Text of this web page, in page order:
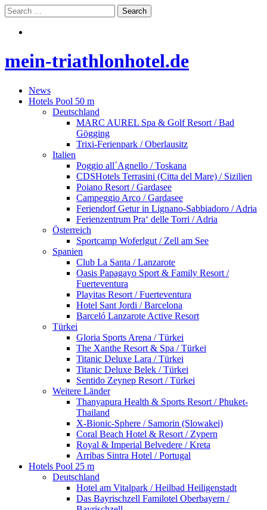
mein-triathlonhotel.de
News
Hotels Pool 50 m
Deutschland
MARC AUREL Spa & Golf Resort / Bad
Gögging
Trixi-Ferienpark / Oberlausitz
Italien
Poggio all´Agnello / Toskana
CDSHotels Terrasini (Citta del Mare) / Sizilien
Poiano Resort / Gardasee
Campeggio Arco / Gardasee
Feriendorf Getur in Lignano-Sabbiadoro / Adria
Ferienzentrum Pra‘ delle Torri / Adria
Österreich
Sportcamp Woferlgut / Zell am See
Spanien
Club La Santa / Lanzarote
Oasis Papagayo Sport & Family Resort /
Fuerteventura
Playitas Resort / Fuerteventura
Hotel Sant Jordi / Barcelona
Barceló Lanzarote Active Resort
Türkei
Gloria Sports Arena / Türkei
The Xanthe Resort & Spa / Türkei
Titanic Deluxe Lara / Türkei
Titanic Deluxe Belek / Türkei
Sentido Zeynep Resort / Türkei
Weitere Länder
Thanyapura Health & Sports Resort / Phuket-
Thailand
X-Bionic-Sphere / Samorin (Slowakei)
Coral Beach Hotel & Resort / Zypern
Royal & Imperial Belvedere / Kreta
Arribas Sintra Hotel / Portugal
Hotels Pool 25 m
Deutschland
Hotel am Vitalpark / Heilbad Heiligenstadt
Das Bayrischzell Familotel Oberbayern /